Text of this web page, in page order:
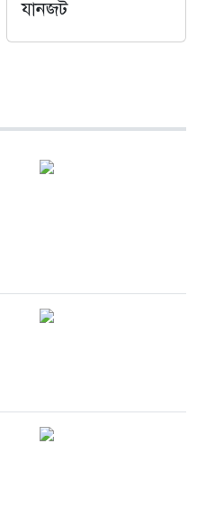
যানজট